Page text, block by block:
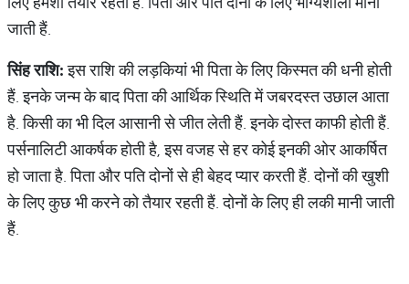
जाती हैं.
सिंह राशि:इस राशि की लड़कियां भी पिता के लिए किस्मत की धनी होती
हैं. इनके जन्म के बाद पिता की आर्थिक स्थिति में जबरदस्त उछाल आता
है. किसी का भी दिल आसानी से जीत लेती हैं. इनके दोस्त काफी होती हैं.
पर्सनालिटी आकर्षक होती है, इस वजह से हर कोई इनकी ओर आकर्षित
हो जाता है. पिता और पति दोनों से ही बेहद प्यार करती हैं. दोनों की खुशी
के लिए कुछ भी करने को तैयार रहती हैं. दोनों के लिए ही लकी मानी जाती
हैं.